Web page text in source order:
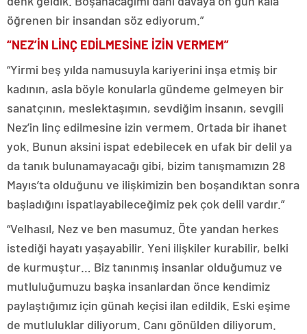
öğrenen bir insandan söz ediyorum.”
“NEZ’İN LİNÇ EDİLMESİNE İZİN VERMEM”
“Yirmi beş yılda namusuyla kariyerini inşa etmiş bir
kadının, asla böyle konularla gündeme gelmeyen bir
sanatçının, meslektaşımın, sevdiğim insanın, sevgili
Nez’in linç edilmesine izin vermem. Ortada bir ihanet
yok. Bunun aksini ispat edebilecek en ufak bir delil ya
da tanık bulunamayacağı gibi, bizim tanışmamızın 28
Mayıs’ta olduğunu ve ilişkimizin ben boşandıktan sonra
başladığını ispatlayabileceğimiz pek çok delil vardır.”
“Velhasıl, Nez ve ben masumuz. Öte yandan herkes
istediği hayatı yaşayabilir. Yeni ilişkiler kurabilir, belki
de kurmuştur… Biz tanınmış insanlar olduğumuz ve
mutluluğumuzu başka insanlardan önce kendimiz
paylaştığımız için günah keçisi ilan edildik. Eski eşime
de mutluluklar diliyorum. Canı gönülden diliyorum.